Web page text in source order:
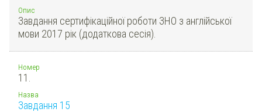
Опис
Завдання сертифікаційної роботи ЗНО з англійської
мови 2017 рік (додаткова сесія).
Номер
11.
Назва
Завдання 15